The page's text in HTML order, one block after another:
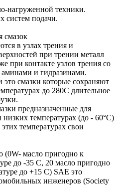
нагруженной техники.
систем подачи.
смазок
в узлах трения и
при трении металл
при контакте узлов трения со
и гидразинами.
смазки которые сохраняют
до 280С длительное
предназначенные для
температурах (до - 60°С)
температурах свои
(0W- масло пригодно к
до -35 С, 20 масло пригодно
до +15 С) SAE это
инженеров (Society